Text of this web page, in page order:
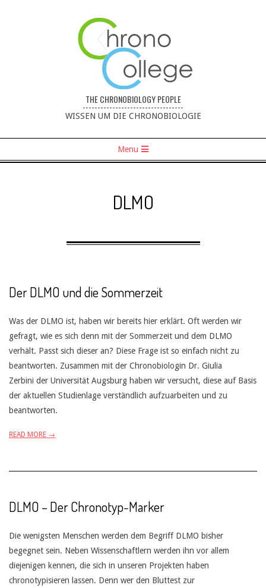
THE CHRONOBIOLOGY PEOPLE
----------------------------------
WISSEN UM DIE CHRONOBIOLOGIE
Menu
DLMO
Der DLMO und die Sommerzeit
Was der DLMO ist, haben wir bereits hier erklärt. Oft werden wir
gefragt, wie es sich denn mit der Sommerzeit und dem DLMO
verhält. Passt sich dieser an? Diese Frage ist so einfach nicht zu
beantworten. Zusammen mit der Chronobiologin Dr. Giulia
Zerbini der Universität Augsburg haben wir versucht, diese auf Basis
der aktuellen Studienlage verständlich aufzuarbeiten und zu
beantworten.
READ MORE →
DLMO – Der Chronotyp-Marker
Die wenigsten Menschen werden dem Begriff DLMO bisher
begegnet sein. Neben Wissenschaftlern werden ihn vor allem
diejenigen kennen, die sich in unseren Projekten haben
chronotypisieren lassen. Denn wer den Bluttest zur